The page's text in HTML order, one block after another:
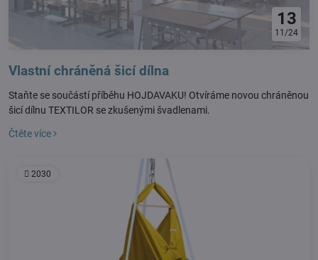
13
11/24
Vlastní chráněná šicí dílna
Staňte se součástí příběhu HOJDAVAKU! Otvíráme novou chráněnou
šicí dílnu TEXTILOR se zkušenými švadlenami.
Čtěte více
2030